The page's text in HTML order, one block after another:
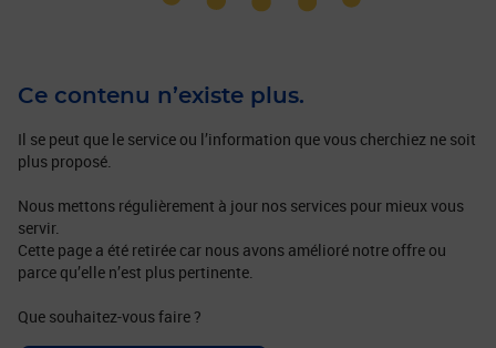
Ce contenu n’existe plus.
Il se peut que le service ou l’information que vous cherchiez ne soit
plus proposé.
Nous mettons régulièrement à jour nos services pour mieux vous
servir.
Cette page a été retirée car nous avons amélioré notre offre ou
parce qu’elle n’est plus pertinente.
Que souhaitez-vous faire ?